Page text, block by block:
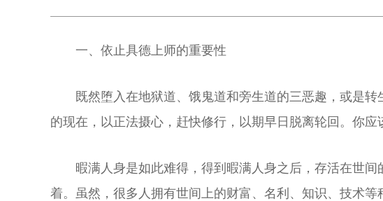
一、依止具德上师的重要性
既然堕入在地狱道、饿鬼道和旁生道的三恶趣，或是
的现在，以正法摄心，赶快修行，以期早日脱离轮回。你
暇满人身是如此难得，得到暇满人身之后，存活在世
着。虽然，很多人拥有世间上的财富、名利、知识、技术